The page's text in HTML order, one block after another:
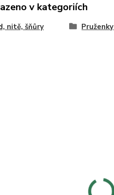
v kategoriích
nitě, šňůry Pruženky